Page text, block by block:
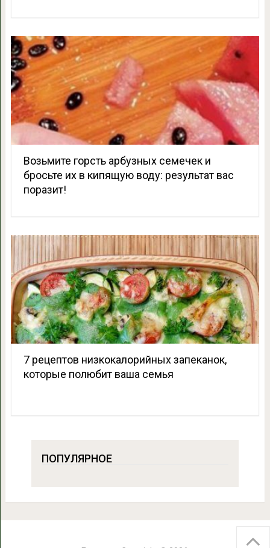
Возьмите горсть арбузных семечек и
бросьте их в кипящую воду: результат вас
поразит!
7 рецептов низкокалорийных запеканок,
которые полюбит ваша семья
ПОПУЛЯРНОЕ